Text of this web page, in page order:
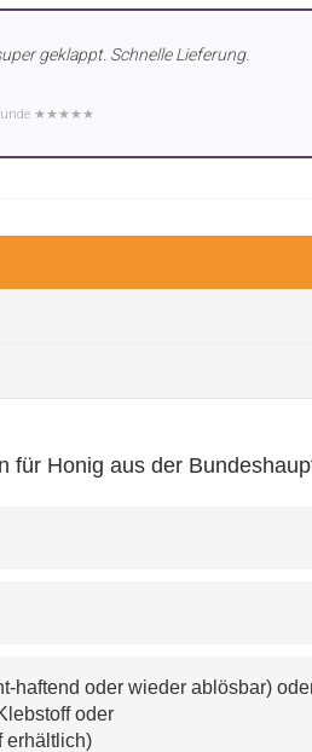
geklappt. Schnelle Lieferung.
Kunde ★★★★★
für Honig aus der
haftend oder wieder ablösbar)
oder
erhältlich)